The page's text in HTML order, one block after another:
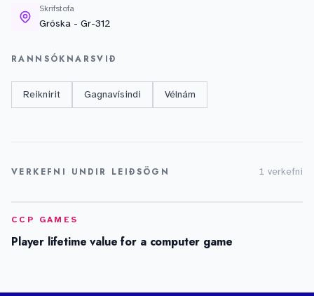
Skrifstofa
Gróska - Gr-312
RANNSÓKNARSVIÐ
Reiknirit Gagnavísindi Vélnám
VERKEFNI UNDIR LEIÐSÖGN 1 verkefni
CCP GAMES
Player lifetime value for a computer game